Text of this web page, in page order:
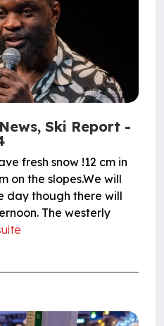
Ski Report -
fresh snow !12 cm in
on the slopes.We will
day though there will
The westerly